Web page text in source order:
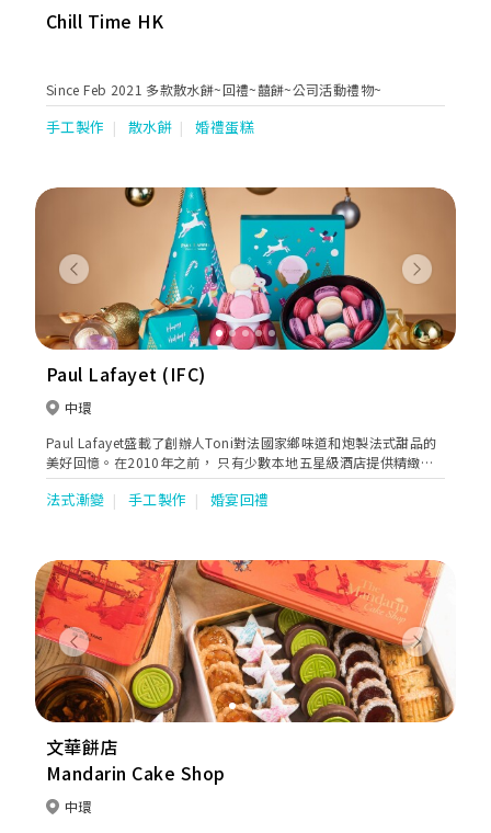
Chill Time HK
Since Feb 2021 多款散水餅~回禮~囍餅~公司活動禮物~
手工製作 散水餅 婚禮蛋糕
Previous Next
Paul Lafayet (IFC)
中環
Paul Lafayet盛載了創辦人Toni對法國家鄉味道和炮製法式甜品的
美好回憶。在2010年之前， 只有少數本地五星級酒店提供精緻法
式甜品。Toni看準這個契機，在香港展開法式甜品業務，令更多人
欣賞到這種難能可貴的美點。
法式漸變 手工製作 婚宴回禮
Previous Next
文華餅店
Mandarin Cake Shop
中環